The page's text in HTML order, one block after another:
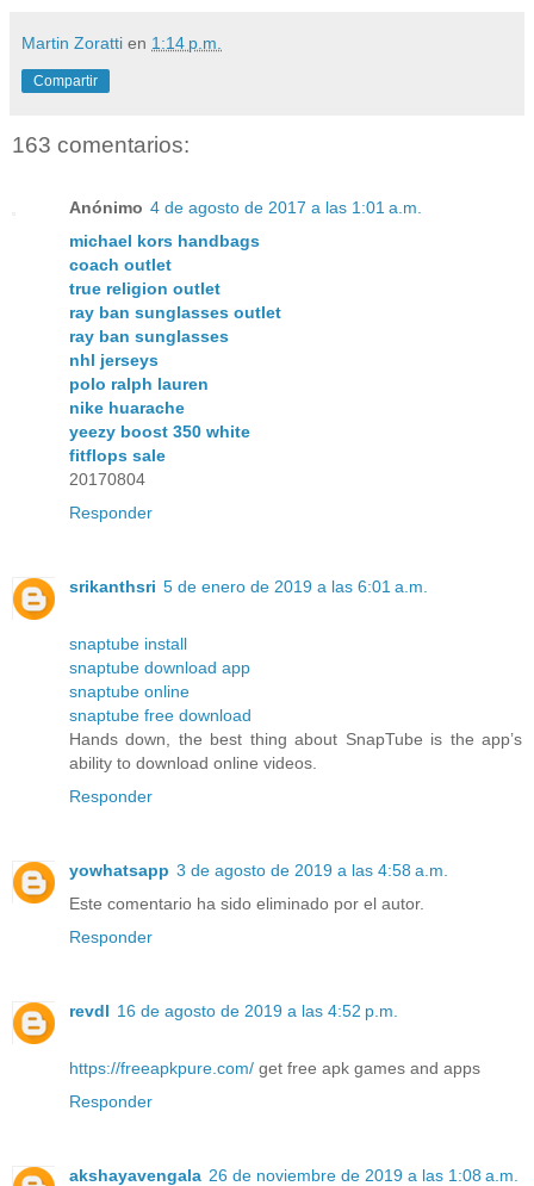
Martin Zoratti en 1:14 p.m.
Compartir
163 comentarios:
Anónimo 4 de agosto de 2017 a las 1:01 a.m.
michael kors handbags
coach outlet
true religion outlet
ray ban sunglasses outlet
ray ban sunglasses
nhl jerseys
polo ralph lauren
nike huarache
yeezy boost 350 white
fitflops sale
20170804
Responder
srikanthsri 5 de enero de 2019 a las 6:01 a.m.
snaptube install
snaptube download app
snaptube online
snaptube free download
Hands down, the best thing about SnapTube is the app’s
ability to download online videos.
Responder
yowhatsapp 3 de agosto de 2019 a las 4:58 a.m.
Este comentario ha sido eliminado por el autor.
Responder
revdl 16 de agosto de 2019 a las 4:52 p.m.
https://freeapkpure.com/ get free apk games and apps
Responder
akshayavengala 26 de noviembre de 2019 a las 1:08 a.m.